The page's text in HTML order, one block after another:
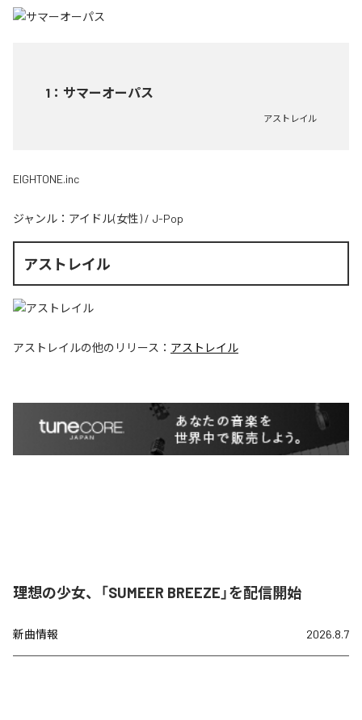
1 ： サマーオーパス
アストレイル
EIGHTONE.inc
ジャンル： アイドル(女性) / J-Pop
アストレイル
アストレイルの他のリリース： アストレイル
理想の少女、「SUMEER BREEZE」を配信開始
新曲情報 2026.8.7